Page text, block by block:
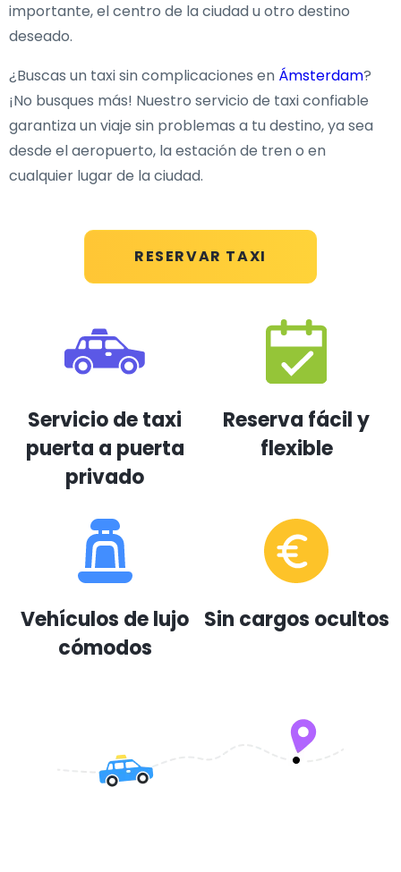
RESERVAR TAXI
importante, el centro de la ciudad u otro destino
deseado.
¿Buscas un taxi sin complicaciones en Ámsterdam?
¡No busques más! Nuestro servicio de taxi confiable
garantiza un viaje sin problemas a tu destino, ya sea
desde el aeropuerto, la estación de tren o en
cualquier lugar de la ciudad.
Servicio de taxi
puerta a puerta
privado
Reserva fácil y
flexible
Vehículos de lujo
cómodos
Sin cargos ocultos